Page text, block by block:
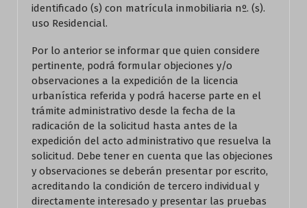
identificado (s) con matrícula inmobiliaria nº. (s).
uso Residencial.
Por lo anterior se informar que quien considere
pertinente, podrá formular objeciones y/o
observaciones a la expedición de la licencia
urbanística referida y podrá hacerse parte en el
trámite administrativo desde la fecha de la
radicación de la solicitud hasta antes de la
expedición del acto administrativo que resuelva la
solicitud. Debe tener en cuenta que las objeciones
y observaciones se deberán presentar por escrito,
acreditando la condición de tercero individual y
directamente interesado y presentar las pruebas